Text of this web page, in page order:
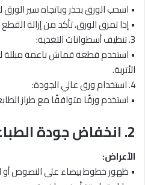
• اسحب الورق بحذر وباتجاه سير
• إذا تمزق الورق، تأكد من إزالة
3. تنظيف أسطوانات التغذية:
• استخدم قطعة قماش ناعمة مبللة
الأتربة.
4. استخدام ورق عالي الجودة:
• استخدم ورقًا متوافقًا مع طراز
2. انخفاض جودة الطباعة
الأعراض:
• ظهور خطوط بيضاء على النصوص أو